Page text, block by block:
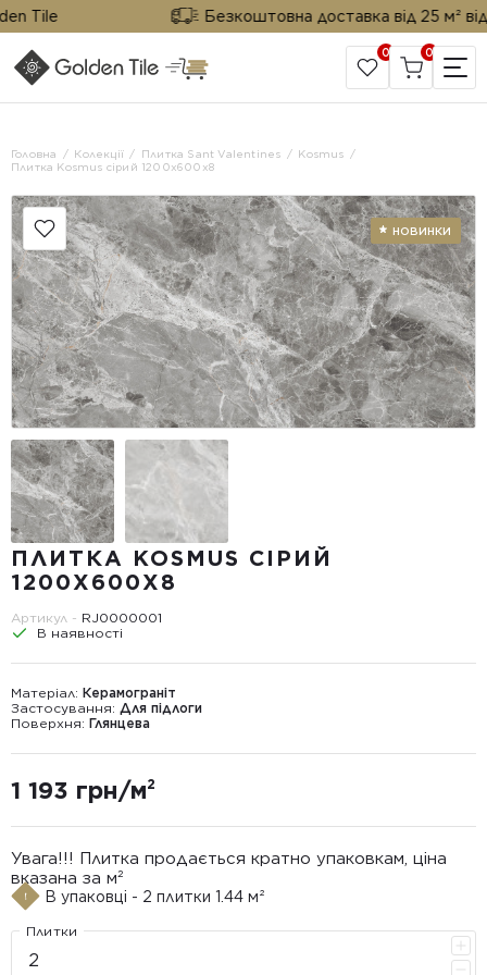
Tile Безкоштовна доставка від 25 м² від
САЙТ КОМПАНІЇ
0 0
Головна Колекції Плитка Sant Valentines
Kosmus
Плитка Kosmus сірий 1200x600x8
ПЛИТКА KOSMUS СІРИЙ
1200X600X8
Артикул - RJ0000001
В наявності
Матеріал: Керамограніт
Застосування: Для підлоги
Поверхня: Глянцева
1 193 грн/м²
Увага!!! Плитка продається кратно упаковкам, ціна
вказана за м²
В упаковці - 2 плитки 1.44 м²
Плитки